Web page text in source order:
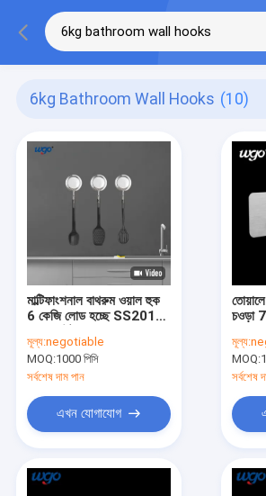
6kg Bathroom Wall Hooks (10)
মাল্টিফাংশনাল বাথরুম ওয়াল হুক
6 কেজি লোড হচ্ছে SS201
মূল্য:negotiable
MOQ:1000 পিসি
সর্বশেষ দাম পান
এখন যোগাযোগ
চওড়া
মূল্য:
MOQ:
সর্বশেষ